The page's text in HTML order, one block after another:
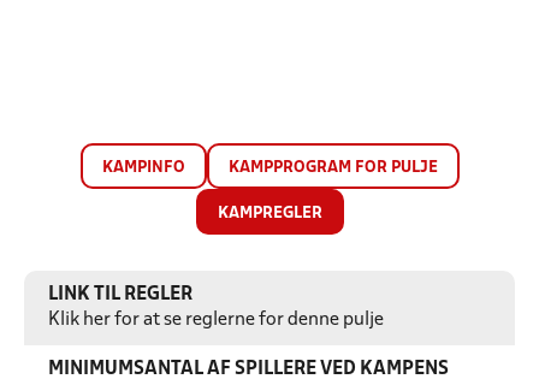
KAMPINFO KAMPPROGRAM FOR PULJE
KAMPREGLER
LINK TIL REGLER
Klik her for at se reglerne for denne pulje
MINIMUMSANTAL AF SPILLERE VED KAMPENS